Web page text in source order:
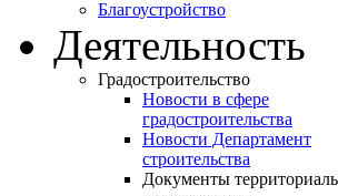
Благоустройство
Деятельность
Градостроительство
Новости в сфере
градостроительства
Новости Департамент
строительства
Документы